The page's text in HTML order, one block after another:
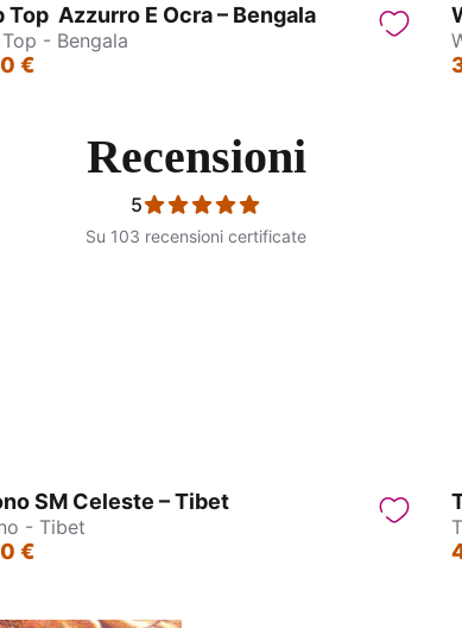
Top Azzurro E Ocra – Bengala
- Bengala
€
Recensioni
5
Su 103 recensioni certificate
SM Celeste – Tibet
- Tibet
€